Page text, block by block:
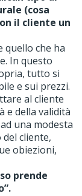
(cosa
il cliente un
quello che ha
In questo
tutto si
e sui prezzi.
al cliente
e della validità
una modesta
cliente,
obiezioni,
prende